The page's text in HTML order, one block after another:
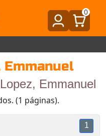
0
Emmanuel
Emmanuel
(1 páginas).
1